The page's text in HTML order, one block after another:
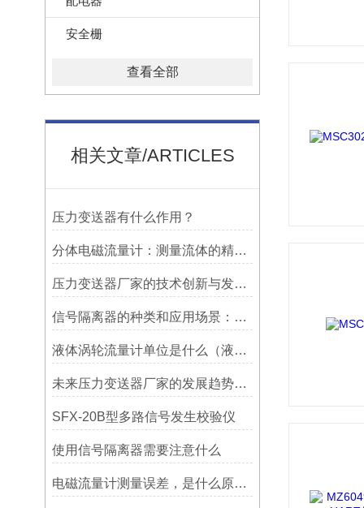
安全栅
查看全部
相关文章/ARTICLES
压力变送器有什么作用？
分体电磁流量计：测量流体的精确利器
压力变送器厂家的技术创新与发展趋势
信号隔离器的种类和应用场景：满足不同需求的多样化选择
液体涡轮流量计单位是什么（液体涡轮流量计简介主要特点）
未来压力变送器厂家的发展趋势和挑战
SFX-20B型多路信号发生校验仪
使用信号隔离器需要注意什么
电磁流量计测量误差，是什么原因造成?